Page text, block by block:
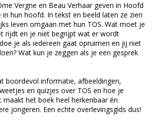
Vergne en Beau Verhaar geven in Hoofd
in hun hoofd. In tekst en beeld laten ze zien
leven omgaan met hun TOS. Wat moet je
rijdt en je niet begrijpt wat er wordt
je als iedereen gaat opruimen en jij niet
Wat kun je zeggen als je een gesprek
boordevol informatie, afbeeldingen,
en quizjes over TOS en hoe je
het boek heel herkenbaar én
jongeren. Een echte overlevingsgids dus!